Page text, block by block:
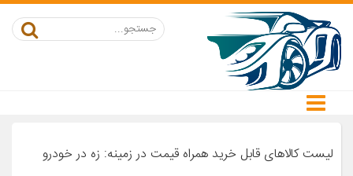
لیست کالاهای قابل خرید همراه قیمت در زمینه: زه در خودرو